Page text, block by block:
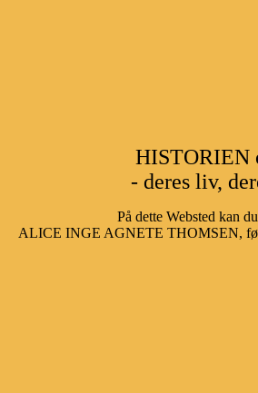
HISTORIEN
- deres liv,
På dette Websted kan
ALICE INGE AGNETE THOMSEN,